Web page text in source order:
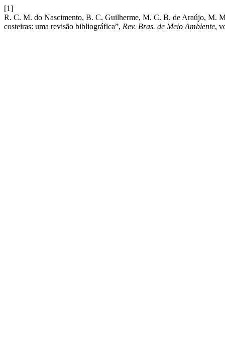
[1]
R. C. M. do Nascimento, B. C. Guilherme, M. C. B. de Araújo, M.
costeiras: uma revisão bibliográfica”, Rev. Bras. de Meio Ambiente,